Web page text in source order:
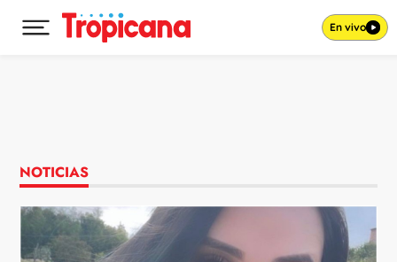
Desplegar menú principal En vivo
NOTICIAS